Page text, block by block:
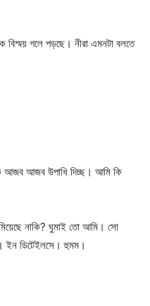
বিস্ময় গলে পড়ছে। নীরা এমনটা বলতে
আজব আজব উপাধি দিচ্ছ। আমি কি
নাকি? ঘুমাই তো আমি। সো
ইন ডিটেইলসে। হুমম।